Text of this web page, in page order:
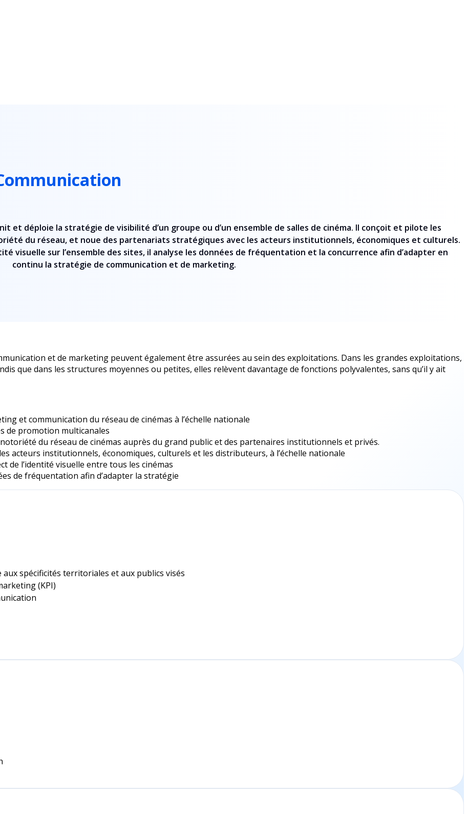
et déploie la stratégie de visibilité d’un groupe ou d’un ensemble de salles de cinéma. Il conçoit et pilote les
du réseau, et noue des partenariats stratégiques avec les acteurs institutionnels, économiques et culturels.
visuelle sur l’ensemble des sites, il analyse les données de fréquentation et la concurrence afin d’adapter en
continu la stratégie de communication et de marketing.
et de marketing peuvent également être assurées au sein des exploitations. Dans les grandes exploitations,
que dans les structures moyennes ou petites, elles relèvent davantage de fonctions polyvalentes, sans qu’il y ait
et communication du réseau de cinémas à l’échelle nationale
de promotion multicanales
du réseau de cinémas auprès du grand public et des partenaires institutionnels et privés.
acteurs institutionnels, économiques, culturels et les distributeurs, à l’échelle nationale
de l’identité visuelle entre tous les cinémas
de fréquentation afin d’adapter la stratégie
spécificités territoriales et aux publics visés
(KPI)